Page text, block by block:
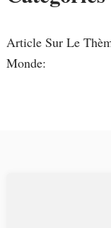
Article Sur Le
Monde: